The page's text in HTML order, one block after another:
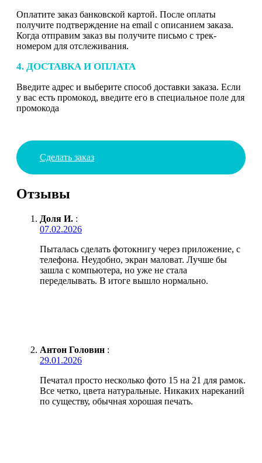
Оплатите заказ банковской картой. После оплаты
получите подтверждение на email с описанием заказа.
Когда отправим заказ вы получите письмо с трек-
номером для отслеживания.
4. ДОСТАВКА И ОПЛАТА
Введите адрес и выберите способ доставки заказа. Если
у вас есть промокод, введите его в специальное поле для
промокода
Сделать заказ
Отзывы
Доля И. :
07.02.2026
Пыталась сделать фотокнигу через приложение, с
телефона. Неудобно, экран маловат. Лучше бы
зашла с компьютера, но уже не стала
переделывать. В итоге вышло нормально.
Антон Головин :
29.01.2026
Печатал просто несколько фото 15 на 21 для рамок.
Все четко, цвета натуральные. Никаких нареканий
по существу, обычная хорошая печать.